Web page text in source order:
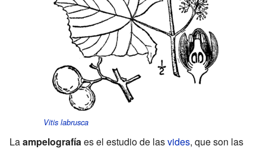
Vitis labrusca
Laampelografía es el estudio de lasvides, que son las